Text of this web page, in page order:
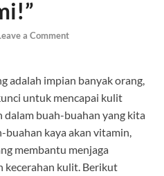
a Comment
adalah impian banyak orang,
untuk mencapai kulit
buah-buahan yang kita
kaya akan vitamin,
membantu menjaga
kecerahan kulit. Berikut